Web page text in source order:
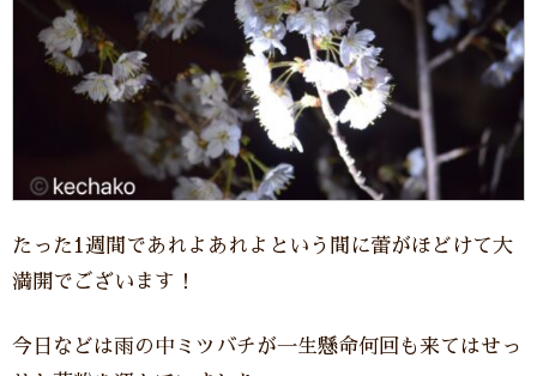
たった1週間であれよあれよという間に蕾がほどけて大
満開でございます！
今日などは雨の中ミツバチが一生懸命何回も来てはせっ